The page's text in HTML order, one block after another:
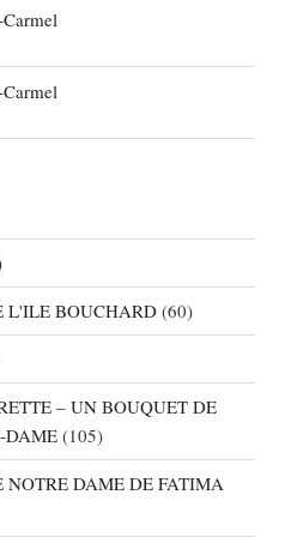
L'ILE BOUCHARD (60)
– UN BOUQUET DE
DAME (105)
NOTRE DAME DE FATIMA